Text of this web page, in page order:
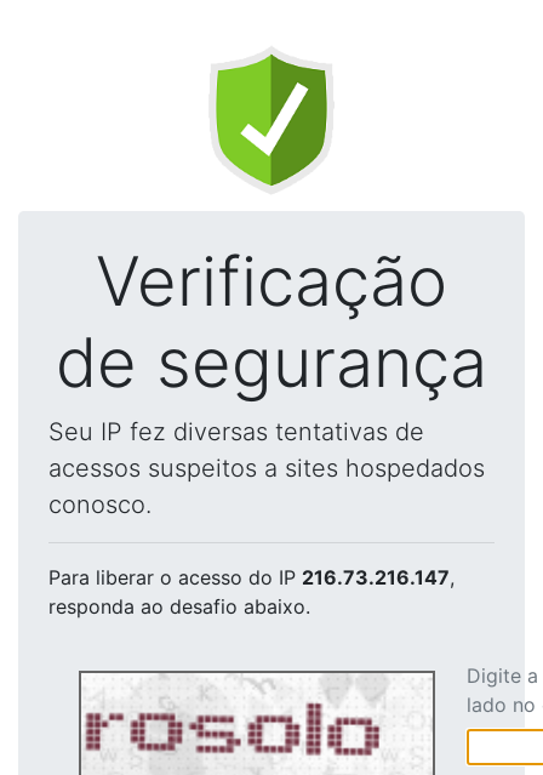
Verificação
de segurança
Seu IP fez diversas tentativas de
acessos suspeitos a sites hospedados
conosco.
Para liberar o acesso do IP 216.73.216.147,
responda ao desafio abaixo.
Digite
lado no